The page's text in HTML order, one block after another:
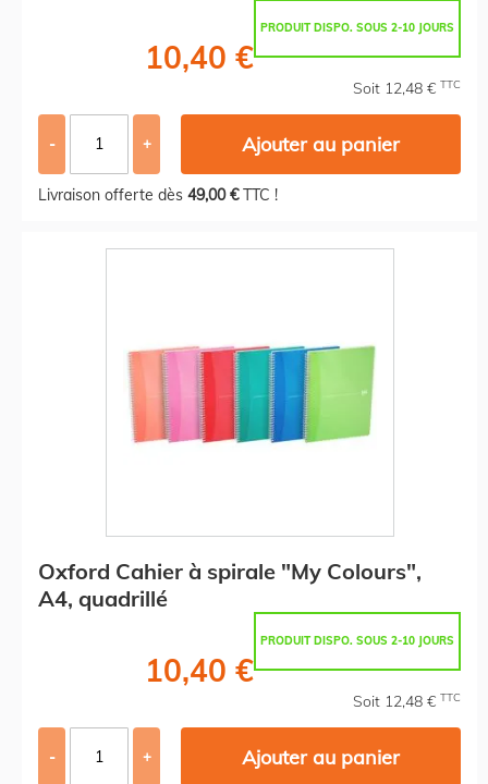
PRODUIT DISPO. SOUS 2-10 JOURS
10,40 €
Soit 12,48 € TTC
- + Ajouter au panier
Livraison offerte dès 49,00 €TTC !
Oxford Cahier à spirale "My Colours",
A4, quadrillé
PRODUIT DISPO. SOUS 2-10 JOURS
10,40 €
Soit 12,48 € TTC
- + Ajouter au panier